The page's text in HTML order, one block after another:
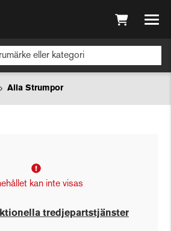
Alla Strumpor
kan inte visas
tredjepartstjänster